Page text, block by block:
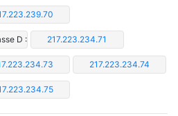
D : 217.223.234.71
217.223.234.74